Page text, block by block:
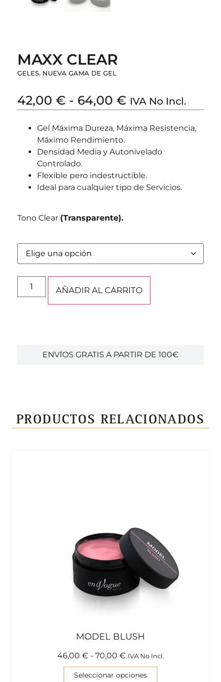
MAXX CLEAR
GELES, NUEVA GAMA DE GEL
42,00 € - 64,00 € IVA No Incl.
Gel Máxima Dureza, Máxima Resistencia,
Máximo Rendimiento.
Densidad Media y Autonivelado
Controlado.
Flexible pero indestructible.
Ideal para cualquier tipo de Servicios.
Tono Clear (Transparente).
AÑADIR AL CARRITO
ENVÍOS GRATIS A PARTIR DE 100€
PRODUCTOS RELACIONADOS
MODEL BLUSH
46,00 € - 70,00 € IVA No Incl.
Seleccionar opciones